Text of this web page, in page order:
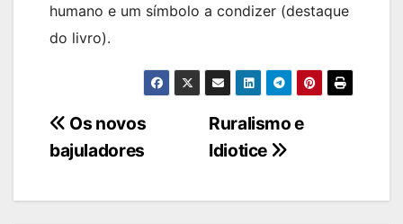
humano e um símbolo a condizer (destaque
do livro).
Navegação
de
artigos
Ruralismo e
Idiotice
Os novos
bajuladores